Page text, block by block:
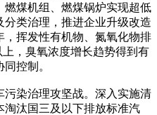
煤机组、燃煤锅炉实现超低
类治理，推进企业升级改造
，挥发性有机物、氮氧化物排
上，臭氧浓度增长趋势得到有
控制。
染治理攻坚战。深入实施清
汰国三及以下排放标准汽